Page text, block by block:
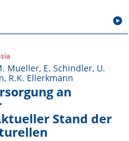
Mueller, E. Schindler, U.
R.K. Ellerkmann
an
Stand der